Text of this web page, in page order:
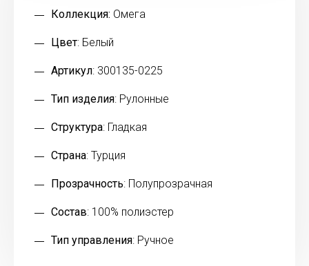
Коллекция: Омега
Цвет: Белый
Артикул: 300135-0225
Тип изделия: Рулонные
Структура: Гладкая
Страна: Турция
Прозрачность: Полупрозрачная
Состав: 100% полиэстер
Тип управления: Ручное